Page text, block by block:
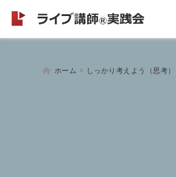
ホーム しっかり考えよう（思考）